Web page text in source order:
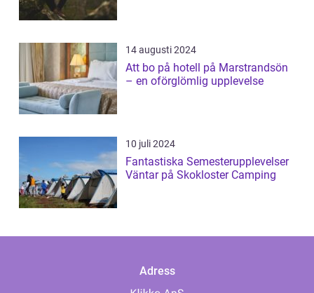
14 augusti 2024
Att bo på hotell på Marstrandsön
– en oförglömlig upplevelse
10 juli 2024
Fantastiska Semesterupplevelser
Väntar på Skokloster Camping
Adress